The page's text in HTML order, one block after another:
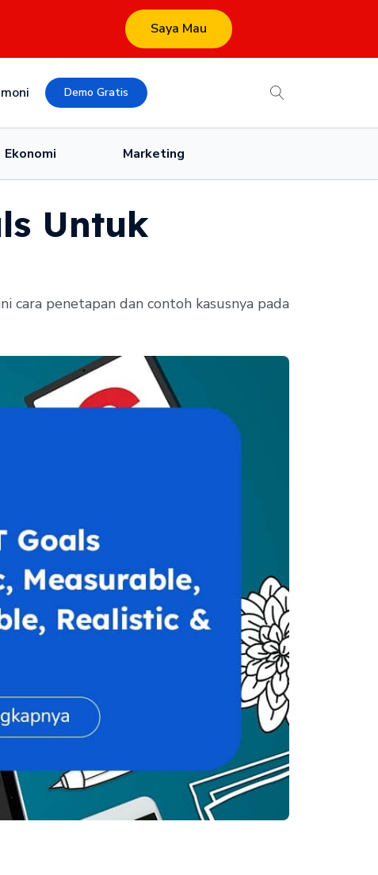
Saya Mau
Demo Gratis
Ekonomi Marketing
Untuk
cara penetapan dan contoh kasusnya pada